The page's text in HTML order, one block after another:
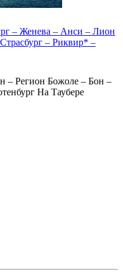
– Женева – Анси – Лион
– Риквир* –
– Регион Божоле – Бон –
На Таубере